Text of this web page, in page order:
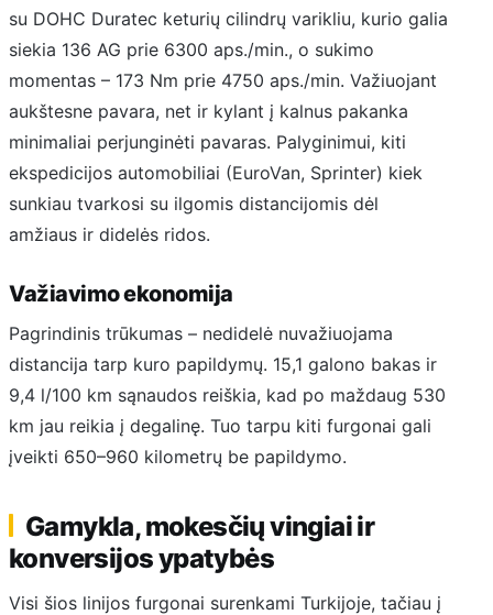
su DOHC Duratec keturių cilindrų varikliu, kurio galia
siekia 136 AG prie 6300 aps./min., o sukimo
momentas – 173 Nm prie 4750 aps./min. Važiuojant
aukštesne pavara, net ir kylant į kalnus pakanka
minimaliai perjunginėti pavaras. Palyginimui, kiti
ekspedicijos automobiliai (EuroVan, Sprinter) kiek
sunkiau tvarkosi su ilgomis distancijomis dėl
amžiaus ir didelės ridos.
Važiavimo ekonomija
Pagrindinis trūkumas – nedidelė nuvažiuojama
distancija tarp kuro papildymų. 15,1 galono bakas ir
9,4 l/100 km sąnaudos reiškia, kad po maždaug 530
km jau reikia į degalinę. Tuo tarpu kiti furgonai gali
įveikti 650–960 kilometrų be papildymo.
Gamykla, mokesčių vingiai ir
konversijos ypatybės
Visi šios linijos furgonai surenkami Turkijoje, tačiau į